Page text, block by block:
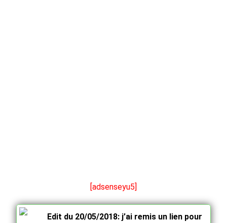
[adsenseyu5]
Edit du 20/05/2018: j’ai remis un lien pour